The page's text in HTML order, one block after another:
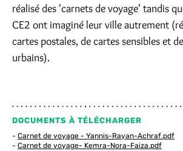
réalisé des 'carnets de voyage' tandis
CE2 ont imaginé leur ville autrement
cartes postales, de cartes sensibles et
urbains).
DOCUMENTS À TÉLÉCHARGER
Carnet de voyage - Yannis-Rayan-Achraf.pdf
Carnet de voyage- Kemra-Nora-Faiza.pdf